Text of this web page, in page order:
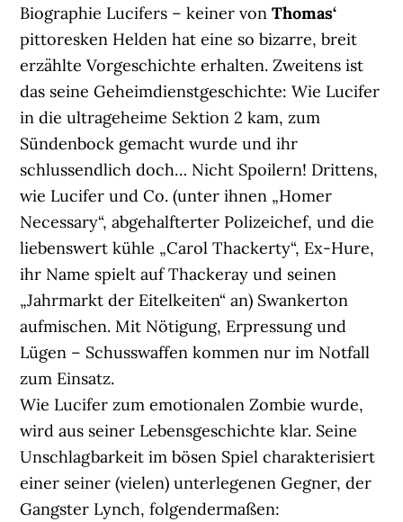
Biographie Lucifers – keiner vonThomas‘
pittoresken Helden hat eine so bizarre, breit
erzählte Vorgeschichte erhalten. Zweitens ist
das seine Geheimdienstgeschichte: Wie Lucifer
in die ultrageheime Sektion 2 kam, zum
Sündenbock gemacht wurde und ihr
schlussendlich doch… Nicht Spoilern! Drittens,
wie Lucifer und Co. (unter ihnen „Homer
Necessary“, abgehalfterter Polizeichef, und die
liebenswert kühle „Carol Thackerty“, Ex-Hure,
ihr Name spielt auf Thackeray und seinen
„Jahrmarkt der Eitelkeiten“ an) Swankerton
aufmischen. Mit Nötigung, Erpressung und
Lügen – Schusswaffen kommen nur im Notfall
zum Einsatz.
Wie Lucifer zum emotionalen Zombie wurde,
wird aus seiner Lebensgeschichte klar. Seine
Unschlagbarkeit im bösen Spiel charakterisiert
einer seiner (vielen) unterlegenen Gegner, der
Gangster Lynch, folgendermaßen: